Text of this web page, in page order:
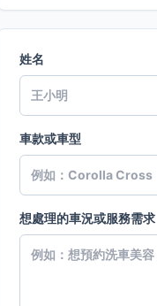
姓名
車款或車型
想處理的車況或服務需求